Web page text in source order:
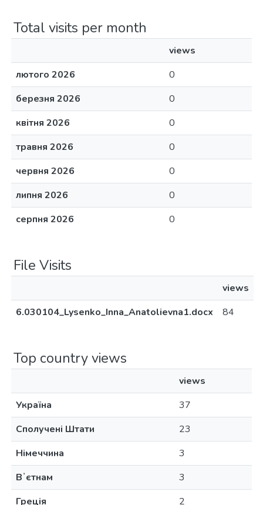
Total visits per month
views
лютого 2026
0
березня 2026
0
квітня 2026
0
травня 2026
0
червня 2026
0
липня 2026
0
серпня 2026
0
File Visits
views
6.030104_Lysenko_Inna_Anatolievna1.docx
84
Top country views
views
Україна
37
Сполучені Штати
23
Німеччина
3
Вʼєтнам
3
Греція
2